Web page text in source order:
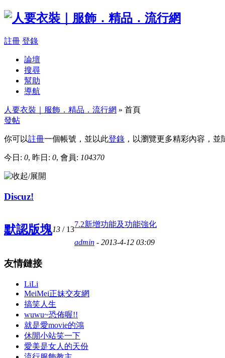
註冊 登錄
論壇
搜尋
幫助
導航
人要衣裝｜服飾．精品．流行網 » 首頁
發帖
你可以註冊一個帳號，並以此登錄 ，以瀏覽更多精彩內容，
今日: 0, 昨日: 0, 會員: 104370
Discuz!
默認版塊13 / 13
7.2新增功能及功能強化
admin - 2013-4-12 03:09
友情鏈接
LiLi
MeiMei正妹交友網
搞笑人生
wuwu~恐佈喔!!
就是愛movie的鴻
休閒小站笑一下
愛美是女人的天份